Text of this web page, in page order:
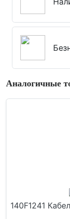
Аналогичные
140F1241